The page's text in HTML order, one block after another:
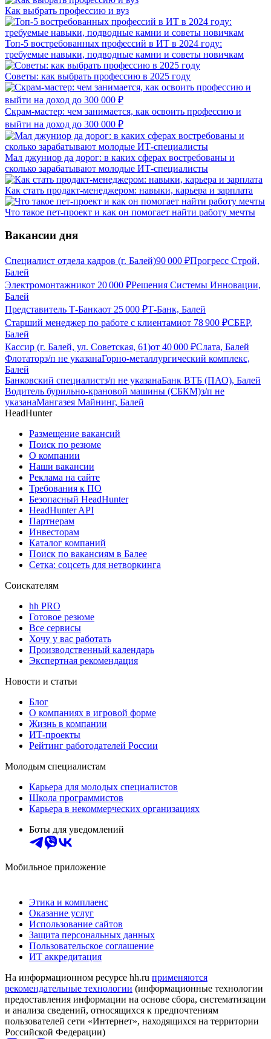
Как выбрать профессию и вуз
Топ-5 востребованных профессий в ИТ в 2024 году:
требуемые навыки, подводные камни и советы новичкам
Советы: как выбрать профессию в 2025 году
Скрам-мастер: чем занимается, как освоить профессию и
выйти на доход до 300 000 ₽
Мал джуниор да дорог: в каких сферах востребованы и
сколько зарабатывают молодые ИТ-специалисты
Как стать продакт-менеджером: навыки, карьера и зарплата
Что такое пет-проект и как он помогает найти работу мечты
Вакансии дня
Специалист отдела кадров (г. Балей)90 000 ₽Прогресс Строй,
Балей
Электромонтажникот 20 000 ₽Решения Системы Инновации,
Балей
Представитель Т-Банкаот 25 000 ₽Т-Банк, Балей
Старший менеджер по работе с клиентамиот 78 900 ₽СБЕР,
Балей
Кассир (г. Балей, ул. Советская, 61)от 40 000 ₽Слата, Балей
Флотаторз/п не указанаГорно-металлургический комплекс,
Балей
Банковский специалистз/п не указанаБанк ВТБ (ПАО), Балей
Водитель бурильно-крановой машины (СБКМ)з/п не
указанаМангазея Майнинг, Балей
HeadHunter
Размещение вакансий
Поиск по резюме
О компании
Наши вакансии
Реклама на сайте
Требования к ПО
Безопасный HeadHunter
HeadHunter API
Партнерам
Инвесторам
Каталог компаний
Поиск по вакансиям в Балее
Сетка: соцсеть для нетворкинга
Соискателям
hh PRO
Готовое резюме
Все сервисы
Хочу у вас работать
Производственный календарь
Экспертная рекомендация
Новости и статьи
Блог
О компаниях в игровой форме
Жизнь в компании
ИТ-проекты
Рейтинг работодателей России
Молодым специалистам
Карьера для молодых специалистов
Школа программистов
Карьера в некоммерческих организациях
Боты для уведомлений
Мобильное приложение
Этика и комплаенс
Оказание услуг
Использование сайтов
Защита персональных данных
Пользовательское соглашение
ИТ аккредитация
На информационном ресурсе hh.ru применяются
рекомендательные технологии (информационные технологии
предоставления информации на основе сбора, систематизации
и анализа сведений, относящихся к предпочтениям
пользователей сети «Интернет», находящихся на территории
Российской Федерации)